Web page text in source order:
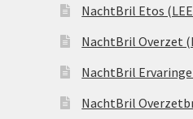
NachtBril Etos
NachtBril Overzet
NachtBril
NachtBril